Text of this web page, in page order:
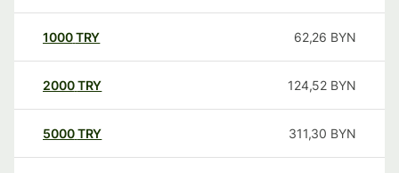
1000TRY 62,26 BYN
2000TRY 124,52 BYN
5000TRY 311,30 BYN